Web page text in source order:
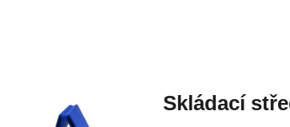
Skládací